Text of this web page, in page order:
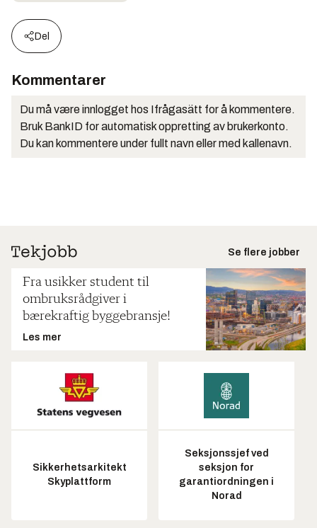
Del
Kommentarer
Du må være innlogget hos Ifrågasätt for å kommentere.
Bruk BankID for automatisk oppretting av brukerkonto.
Du kan kommentere under fullt navn eller med kallenavn.
Se flere jobber
Fra usikker student til
ombruksrådgiver i
bærekraftig byggebransje!
Les mer
Sikkerhetsarkitekt
Skyplattform
Seksjonssjef ved
seksjon for
garantiordningen i
Norad